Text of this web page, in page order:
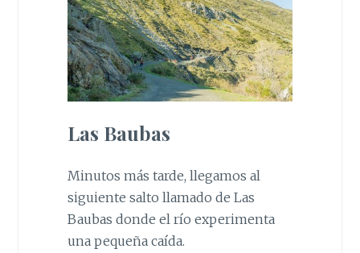
Las Baubas
Minutos más tarde, llegamos al
siguiente salto llamado de Las
Baubas donde el río experimenta
una pequeña caída.